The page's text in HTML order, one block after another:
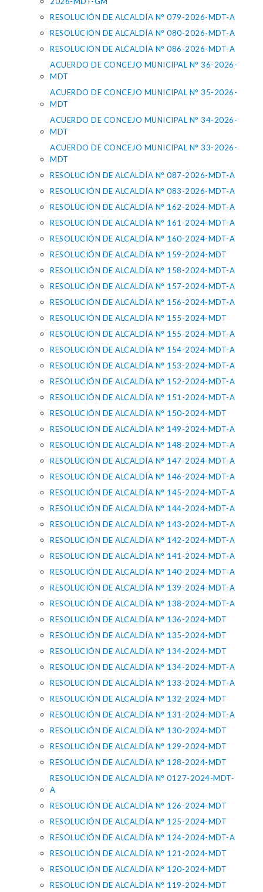
RESOLUCIÓN DE ALCALDÍA N° 079-2026-MDT-A
RESOLUCIÓN DE ALCALDÍA N° 080-2026-MDT-A
RESOLUCIÓN DE ALCALDÍA N° 086-2026-MDT-A
ACUERDO DE CONCEJO MUNICIPAL N° 36-2026-
MDT
ACUERDO DE CONCEJO MUNICIPAL N° 35-2026-
MDT
ACUERDO DE CONCEJO MUNICIPAL N° 34-2026-
MDT
ACUERDO DE CONCEJO MUNICIPAL N° 33-2026-
MDT
RESOLUCIÓN DE ALCALDÍA N° 087-2026-MDT-A
RESOLUCIÓN DE ALCALDÍA N° 083-2026-MDT-A
RESOLUCIÓN DE ALCALDÍA N° 162-2024-MDT-A
RESOLUCIÓN DE ALCALDÍA N° 161-2024-MDT-A
RESOLUCIÓN DE ALCALDÍA N° 160-2024-MDT-A
RESOLUCIÓN DE ALCALDÍA N° 159-2024-MDT
RESOLUCIÓN DE ALCALDÍA N° 158-2024-MDT-A
RESOLUCIÓN DE ALCALDÍA N° 157-2024-MDT-A
RESOLUCIÓN DE ALCALDÍA N° 156-2024-MDT-A
RESOLUCIÓN DE ALCALDÍA N° 155-2024-MDT
RESOLUCIÓN DE ALCALDÍA N° 155-2024-MDT-A
RESOLUCIÓN DE ALCALDÍA N° 154-2024-MDT-A
RESOLUCIÓN DE ALCALDÍA N° 153-2024-MDT-A
RESOLUCIÓN DE ALCALDÍA N° 152-2024-MDT-A
RESOLUCIÓN DE ALCALDÍA N° 151-2024-MDT-A
RESOLUCIÓN DE ALCALDÍA N° 150-2024-MDT
RESOLUCIÓN DE ALCALDÍA N° 149-2024-MDT-A
RESOLUCIÓN DE ALCALDÍA N° 148-2024-MDT-A
RESOLUCIÓN DE ALCALDÍA N° 147-2024-MDT-A
RESOLUCIÓN DE ALCALDÍA N° 146-2024-MDT-A
RESOLUCIÓN DE ALCALDÍA N° 145-2024-MDT-A
RESOLUCIÓN DE ALCALDÍA N° 144-2024-MDT-A
RESOLUCIÓN DE ALCALDÍA N° 143-2024-MDT-A
RESOLUCIÓN DE ALCALDÍA N° 142-2024-MDT-A
RESOLUCIÓN DE ALCALDÍA N° 141-2024-MDT-A
RESOLUCIÓN DE ALCALDÍA N° 140-2024-MDT-A
RESOLUCIÓN DE ALCALDÍA N° 139-2024-MDT-A
RESOLUCIÓN DE ALCALDÍA N° 138-2024-MDT-A
RESOLUCIÓN DE ALCALDÍA N° 136-2024-MDT
RESOLUCIÓN DE ALCALDÍA N° 135-2024-MDT
RESOLUCIÓN DE ALCALDÍA N° 134-2024-MDT
RESOLUCIÓN DE ALCALDÍA N° 134-2024-MDT-A
RESOLUCIÓN DE ALCALDÍA N° 133-2024-MDT-A
RESOLUCIÓN DE ALCALDÍA N° 132-2024-MDT
RESOLUCIÓN DE ALCALDÍA N° 131-2024-MDT-A
RESOLUCIÓN DE ALCALDÍA N° 130-2024-MDT
RESOLUCIÓN DE ALCALDÍA N° 129-2024-MDT
RESOLUCIÓN DE ALCALDÍA N° 128-2024-MDT
RESOLUCIÓN DE ALCALDÍA N° 0127-2024-MDT-
A
RESOLUCIÓN DE ALCALDÍA N° 126-2024-MDT
RESOLUCIÓN DE ALCALDÍA N° 125-2024-MDT
RESOLUCIÓN DE ALCALDÍA N° 124-2024-MDT-A
RESOLUCIÓN DE ALCALDÍA N° 121-2024-MDT
RESOLUCIÓN DE ALCALDÍA N° 120-2024-MDT
RESOLUCIÓN DE ALCALDÍA N° 119-2024-MDT